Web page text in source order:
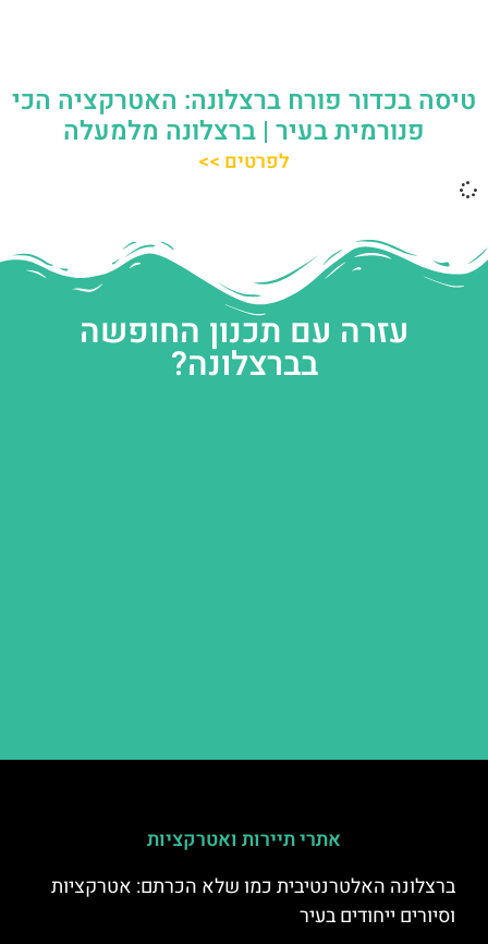
טיסה בכדור פורח ברצלונה: האטרקציה הכי
פנורמית בעיר | ברצלונה מלמעלה
לפרטים >>
עזרה עם תכנון החופשה
בברצלונה?
אתרי תיירות ואטרקציות
ברצלונה האלטרנטיבית כמו שלא הכרתם: אטרקציות
וסיורים ייחודים בעיר